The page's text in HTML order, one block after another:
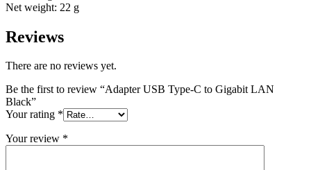
Net weight: 22 g
Reviews
There are no reviews yet.
Be the first to review “Adapter USB Type-C to Gigabit LAN
Black”
Your rating *
Your review *